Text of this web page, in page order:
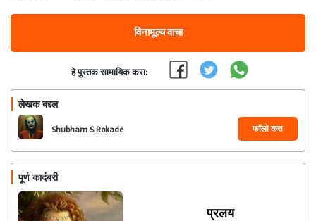
विनामूल्य वाचा
हे पुस्तक सामायिक करा:
लेखक बद्दल
Shubham S Rokade फॉलो करा
पूर्ण कादंबरी
प्रलय